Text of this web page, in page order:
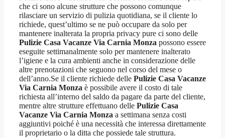
che ci sono alcune strutture che possono comunque
rilasciare un servizio di pulizia quotidiana, se il cliente lo
richiede, quest’ultimo se ne può occupare da solo per
mantenere inalterata la propria privacy pure ci sono delle
Pulizie Casa Vacanze Via Carnia Monza possono essere
eseguite settimanalmente solo per mantenere inalterato
l’igiene e la cura ambienti anche in considerazione delle
altre prenotazioni che seguono nel corso del mese o
dell’anno.Se il cliente richiede delle Pulizie Casa Vacanze
Via Carnia Monza è possibile avere il costo di tale
richiesta all’interno del saldo da pagare da parte del cliente,
mentre altre strutture effettuano delle Pulizie Casa
Vacanze Via Carnia Monza a settimana senza costi
aggiuntivi poiché è una necessità che interessa direttamente
il proprietario o la ditta che possiede tale struttura.